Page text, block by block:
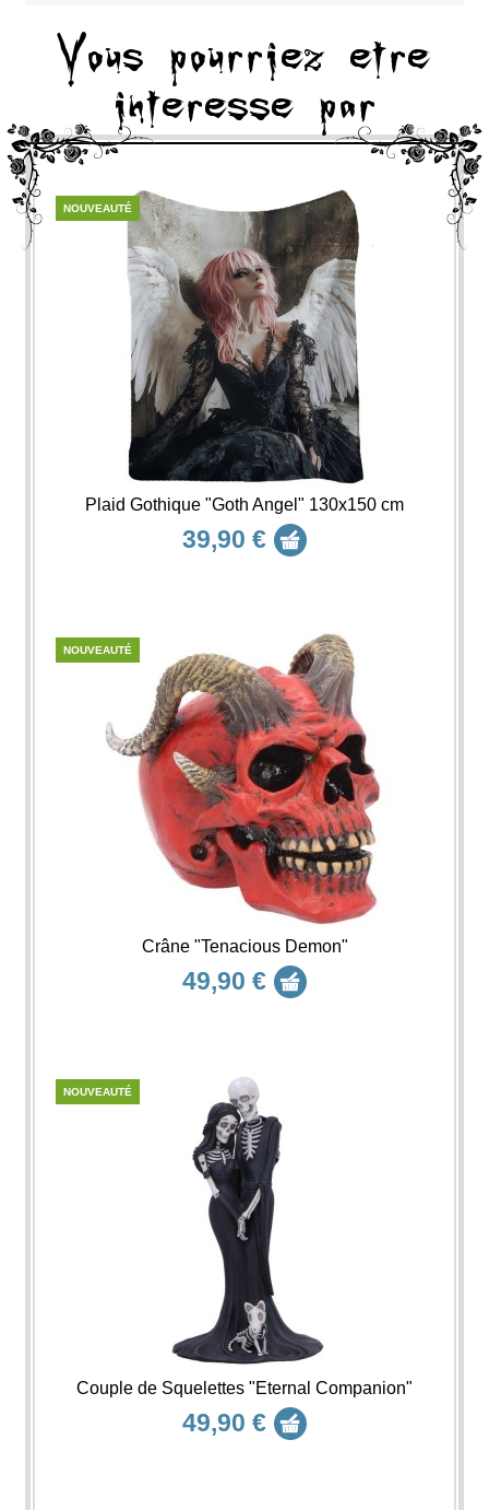
Vous pourriez etre
interesse par
NOUVEAUTÉ
Plaid Gothique "Goth Angel" 130x150 cm
39,90 €
NOUVEAUTÉ
Crâne "Tenacious Demon"
49,90 €
NOUVEAUTÉ
Couple de Squelettes "Eternal Companion"
49,90 €